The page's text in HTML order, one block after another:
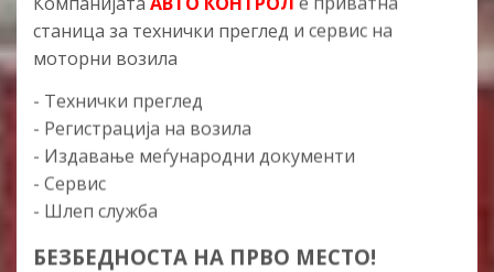
станица за технички преглед и сервис на
моторни возила
- Технички преглед
- Регистрација на возила
- Издавање меѓународни документи
- Сервис
- Шлеп служба
БЕЗБЕДНОСТА НА ПРВО МЕСТО!